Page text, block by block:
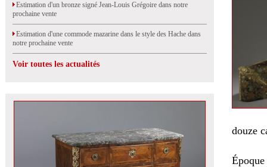
Estimation d'un bronze signé Jean-Louis Grégoire dans notre
prochaine vente
Estimation d'une commode mazarine dans le style des Hache dans
notre prochaine vente
Voir toutes les actualités
douze